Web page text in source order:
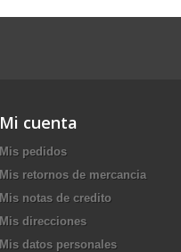
Mi cuenta
Mis pedidos
Mis retornos de mercancia
Mis notas de credito
Mis direcciones
Mis datos personales